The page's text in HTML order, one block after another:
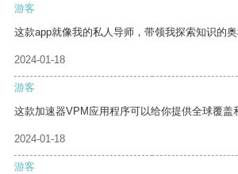
游客
这款app就像我的私人导师，带领我探索知识的奥
2024-01-18
游客
这款加速器VPM应用程序可以给你提供全球覆盖
2024-01-18
游客